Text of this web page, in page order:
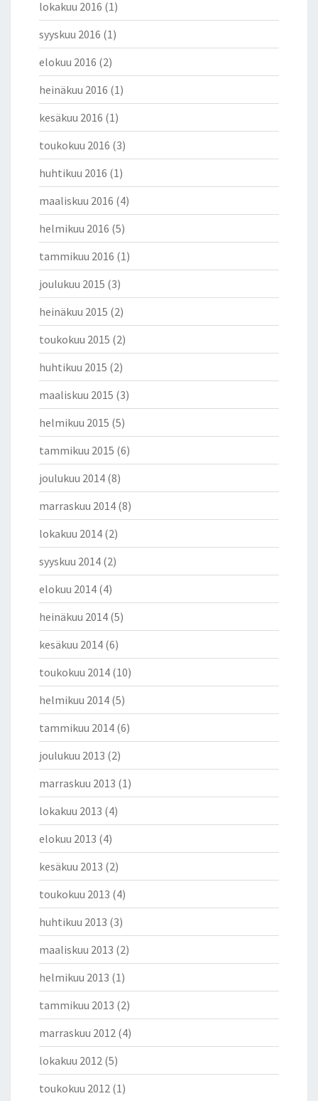
lokakuu 2016 (1)
syyskuu 2016 (1)
elokuu 2016 (2)
heinäkuu 2016 (1)
kesäkuu 2016 (1)
toukokuu 2016 (3)
huhtikuu 2016 (1)
maaliskuu 2016 (4)
helmikuu 2016 (5)
tammikuu 2016 (1)
joulukuu 2015 (3)
heinäkuu 2015 (2)
toukokuu 2015 (2)
huhtikuu 2015 (2)
maaliskuu 2015 (3)
helmikuu 2015 (5)
tammikuu 2015 (6)
joulukuu 2014 (8)
marraskuu 2014 (8)
lokakuu 2014 (2)
syyskuu 2014 (2)
elokuu 2014 (4)
heinäkuu 2014 (5)
kesäkuu 2014 (6)
toukokuu 2014 (10)
helmikuu 2014 (5)
tammikuu 2014 (6)
joulukuu 2013 (2)
marraskuu 2013 (1)
lokakuu 2013 (4)
elokuu 2013 (4)
kesäkuu 2013 (2)
toukokuu 2013 (4)
huhtikuu 2013 (3)
maaliskuu 2013 (2)
helmikuu 2013 (1)
tammikuu 2013 (2)
marraskuu 2012 (4)
lokakuu 2012 (5)
toukokuu 2012 (1)